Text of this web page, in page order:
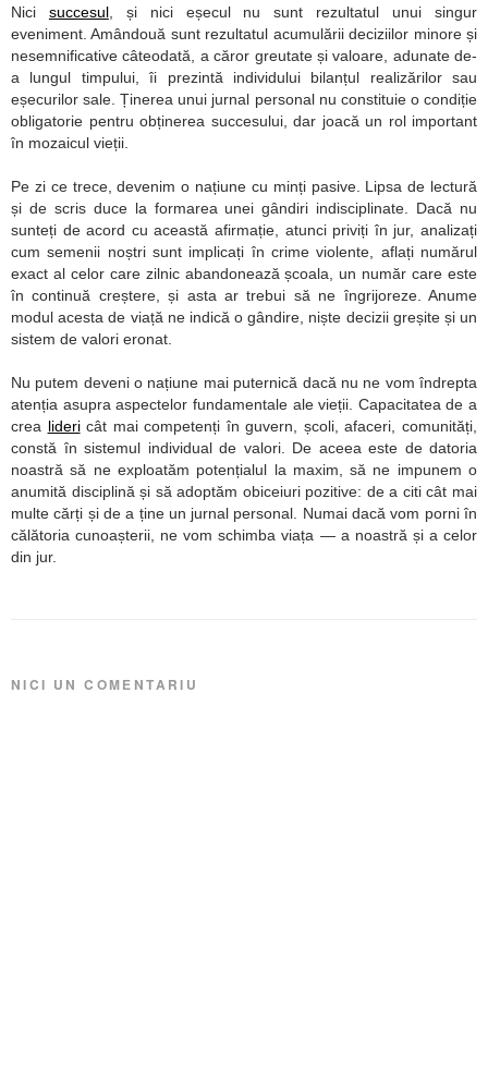
Nici succesul, și nici eșecul nu sunt rezultatul unui singur
eveniment. Amândouă sunt rezultatul acumulării deciziilor minore și
nesemnificative câteodată, a căror greutate și valoare, adunate de-
a lungul timpului, îi prezintă individului bilanțul realizărilor sau
eșecurilor sale. Ținerea unui jurnal personal nu constituie o condiție
obligatorie pentru obținerea succesului, dar joacă un rol important
în mozaicul vieții.
Pe zi ce trece, devenim o națiune cu minți pasive. Lipsa de lectură
și de scris duce la formarea unei gândiri indisciplinate. Dacă nu
sunteți de acord cu această afirmație, atunci priviți în jur, analizați
cum semenii noștri sunt implicați în crime violente, aflați numărul
exact al celor care zilnic abandonează școala, un număr care este
în continuă creștere, și asta ar trebui să ne îngrijoreze. Anume
modul acesta de viață ne indică o gândire, niște decizii greșite și un
sistem de valori eronat.
Nu putem deveni o națiune mai puternică dacă nu ne vom îndrepta
atenția asupra aspectelor fundamentale ale vieții. Capacitatea de a
crea lidericât mai competenți în guvern, școli, afaceri, comunități,
constă în sistemul individual de valori. De aceea este de datoria
noastră să ne exploatăm potențialul la maxim, să ne impunem o
anumită disciplină și să adoptăm obiceiuri pozitive: de a citi cât mai
multe cărți și de a ține un jurnal personal. Numai dacă vom porni în
călătoria cunoașterii, ne vom schimba viața — a noastră și a celor
din jur.
NICI UN COMENTARIU